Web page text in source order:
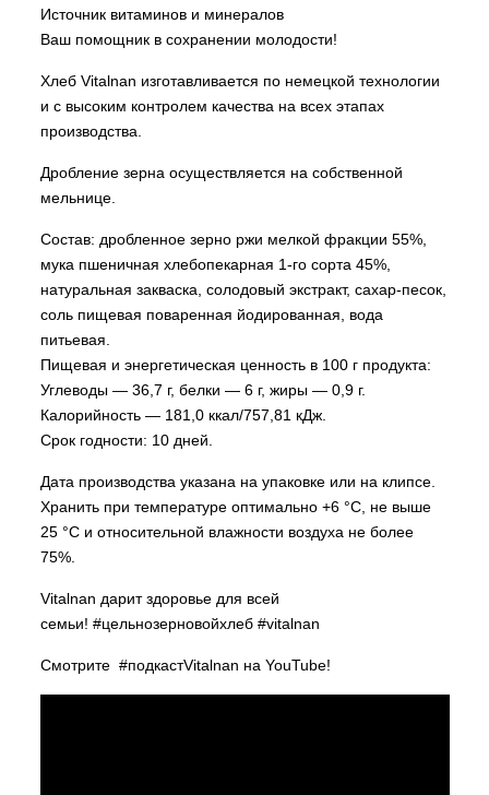
Источник витаминов и минералов
Ваш помощник в сохранении молодости!
Хлеб Vitalnan изготавливается по немецкой технологии
и с высоким контролем качества на всех этапах
производства.
Дробление зерна осуществляется на собственной
мельнице.
Состав: дробленное зерно ржи мелкой фракции 55%,
мука пшеничная хлебопекарная 1-го сорта 45%,
натуральная закваска, солодовый экстракт, сахар-песок,
соль пищевая поваренная йодированная, вода
питьевая.
Пищевая и энергетическая ценность в 100 г продукта:
Углеводы — 36,7 г, белки — 6 г, жиры — 0,9 г.
Калорийность — 181,0 ккал/757,81 кДж.
Срок годности: 10 дней.
Дата производства указана на упаковке или на клипсе.
Хранить при температуре оптимально +6 °С, не выше
25 °C и относительной влажности воздуха не более
75%.
Vitalnan дарит здоровье для всей
семьи! #цельнозерновойхлеб #vitalnan
Смотрите #подкастVitalnan на YouTube!